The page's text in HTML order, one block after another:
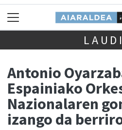
Antonio
Espainiako
Nazionalaren
izango da